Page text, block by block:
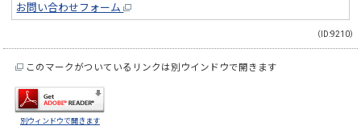
お問い合わせフォーム
（ID:9210）
このマークがついているリンクは別ウインドウで開きます
別ウィンドウで開きます